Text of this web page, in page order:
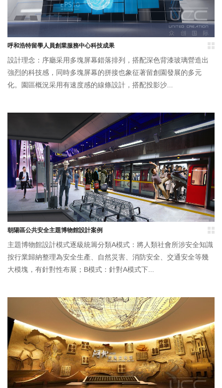
呼和浩特留學人員創業服務中心科技成果
設計理念：序廳采用多塊屏幕錯落排列，搭配深色背漆玻璃營造出
強烈的科技感，同時多塊屏幕的拼接也象征著留創園發展的多元
化。園區概況采用有速度感的線條設計，搭配投影沙...
朝陽區公共安全主題博物館設計案例
主題博物館設計模式逐級統籌分類A模式：將人類社會所涉安全知識
按行業歸納整理為安全生產、自然災害、消防安全、交通安全等幾
大模塊，有針對性布展；B模式：針對A模式下...